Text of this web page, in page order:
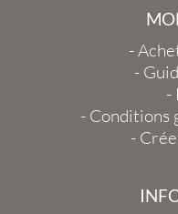
-
-
-
- Conditions
-